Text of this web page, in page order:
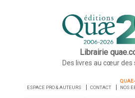
Librairie
Des livres au cœur des
ESPACE PRO & AUTEURS CONTACT
NOS